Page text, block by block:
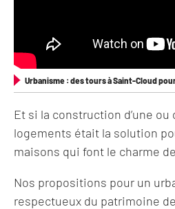
Urbanisme : des tours à Saint-Cloud
Et si la construction d’une ou
logements était la solution
maisons qui font le charme
Nos propositions pour un
respectueux du patrimoine